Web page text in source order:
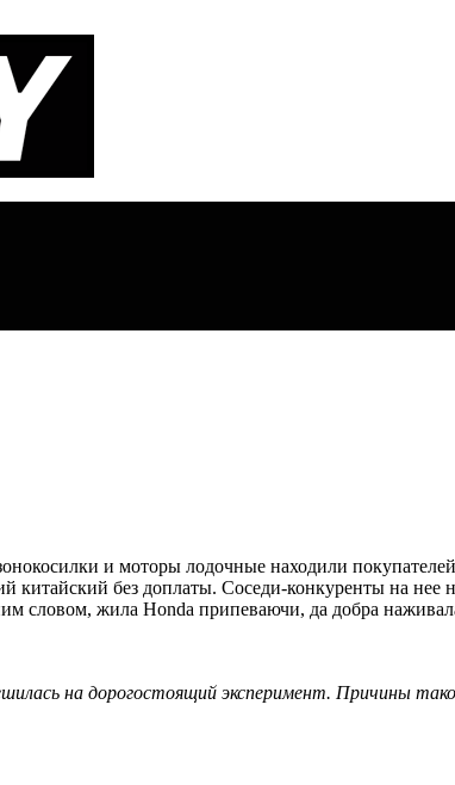
и моторы лодочные находили
китайский без доплаты. Соседи-конкуренты на нее
словом, жила Honda припеваючи, да добра
на дорогостоящий эксперимент. Причины